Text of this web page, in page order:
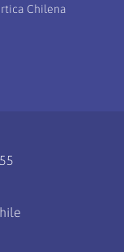
Chilena